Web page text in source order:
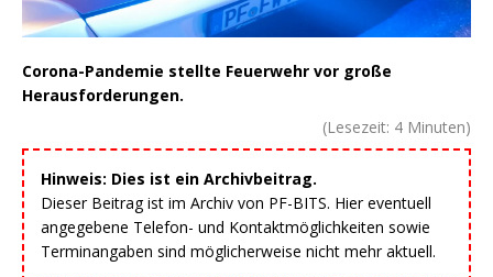
Corona-Pandemie stellte Feuerwehr vor große
Herausforderungen.
(Lesezeit: 4 Minuten)
Hinweis: Dies ist ein Archivbeitrag.
Dieser Beitrag ist im Archiv von PF-BITS. Hier eventuell
angegebene Telefon- und Kontaktmöglichkeiten sowie
Terminangaben sind möglicherweise nicht mehr aktuell.